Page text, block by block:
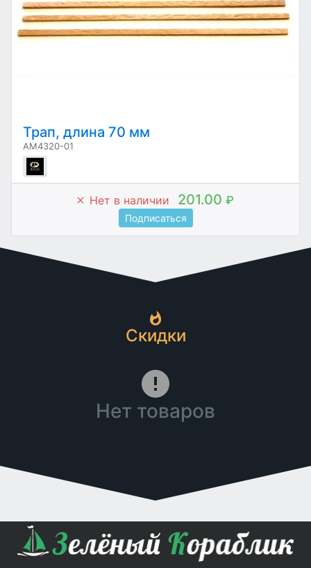
Трап, длина 70 мм
AM4320-01
Нет в наличии 201.00 ₽
Подписаться
Скидки
Нет товаров